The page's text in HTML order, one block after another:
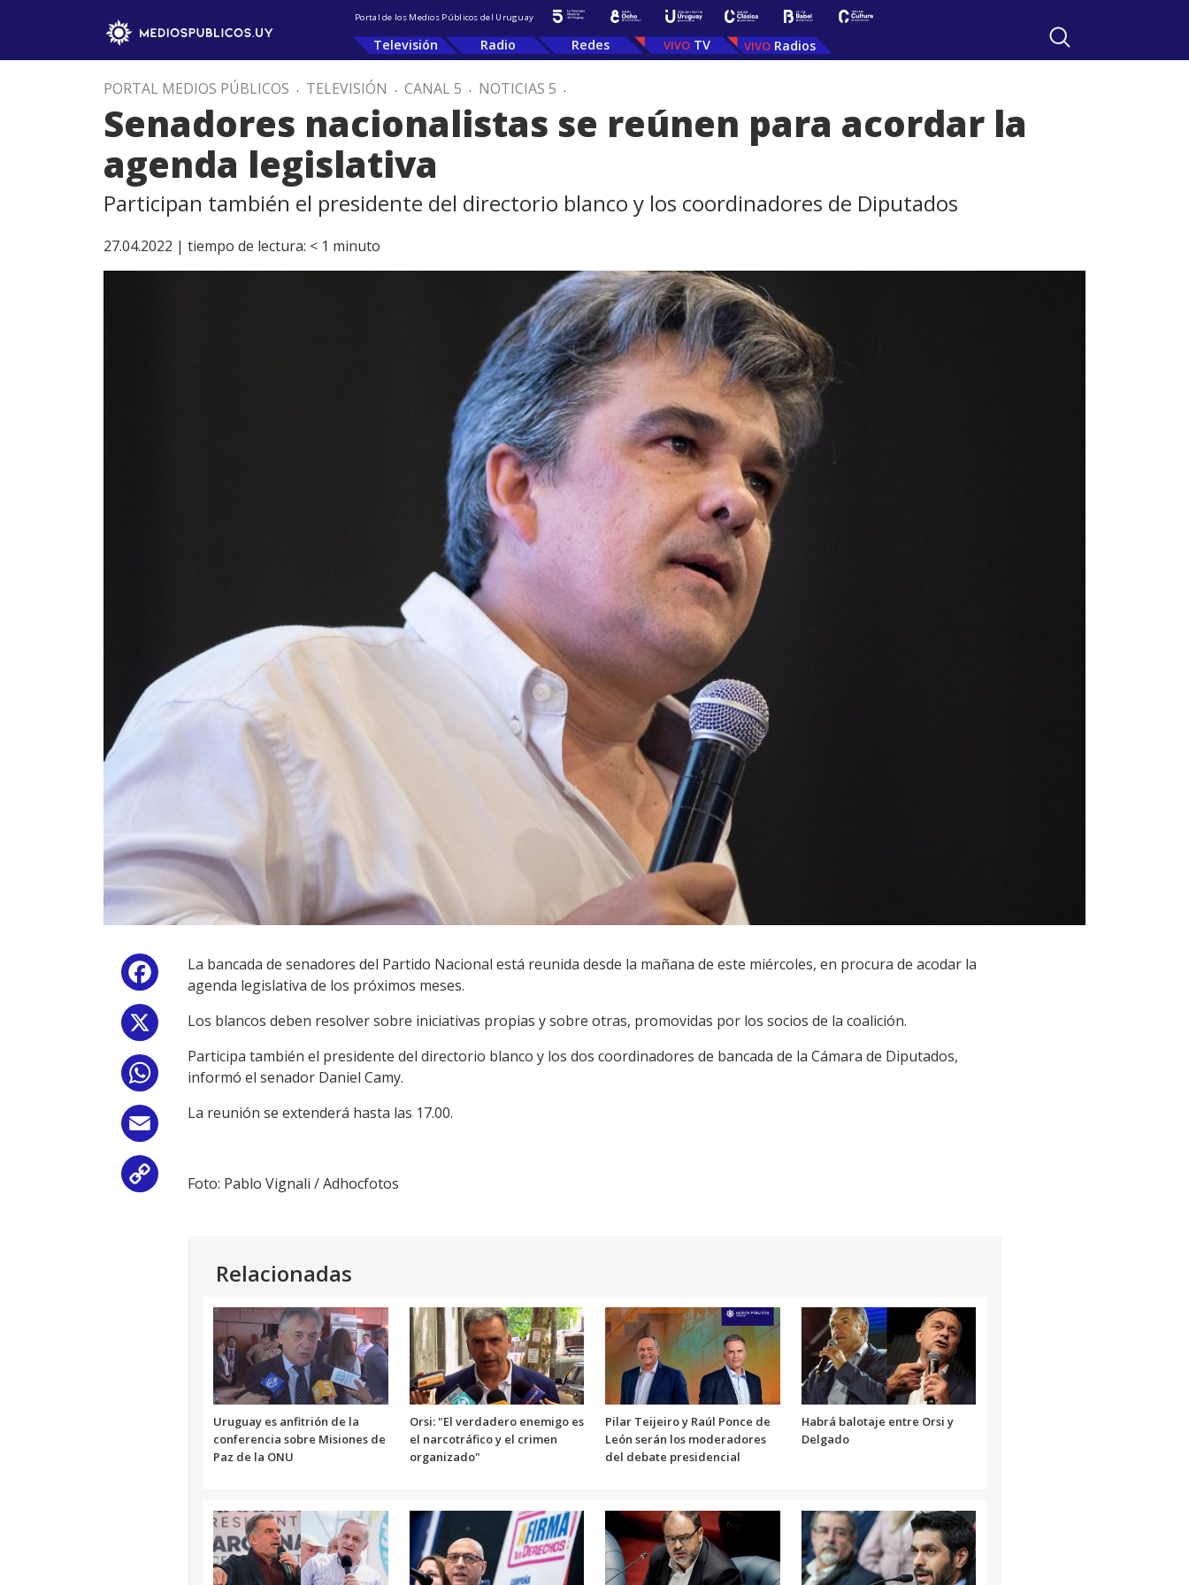
Portal de los Medios Públicos del Uruguay
Televisión Radio Redes TV Radios
PORTAL MEDIOS PÚBLICOS . TELEVISIÓN . CANAL 5 . NOTICIAS 5 .
Senadores nacionalistas se reúnen para acordar la
agenda legislativa
Participan también el presidente del directorio blanco y los coordinadores de Diputados
27.04.2022 | tiempo de lectura: < 1 minuto
Facebook
WhatsApp
Copy
La bancada de senadores del Partido Nacional está reunida desde la mañana de este miércoles, en procura de acodar la
agenda legislativa de los próximos meses.
Los blancos deben resolver sobre iniciativas propias y sobre otras, promovidas por los socios de la coalición.
Participa también el presidente del directorio blanco y los dos coordinadores de bancada de la Cámara de Diputados,
informó el senador Daniel Camy.
La reunión se extenderá hasta las 17.00.
Foto: Pablo Vignali / Adhocfotos
Relacionadas
Uruguay es anfitrión de la
conferencia sobre Misiones de
Paz de la ONU
Orsi: "El verdadero enemigo es
el narcotráfico y el crimen
organizado"
Pilar Teijeiro y Raúl Ponce de
León serán los moderadores
del debate presidencial
Habrá balotaje entre Orsi y
Delgado